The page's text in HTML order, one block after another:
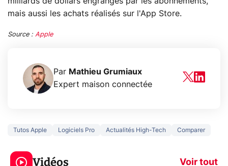
mais aussi les achats réalisés sur l'App Store.
Source : Apple
Par Mathieu Grumiaux
Expert maison connectée
Tutos Apple Logiciels Pro Actualités High-Tech Comparer
Vidéos Voir tout
5 générations de
jeux dans la
prochaine Xbox !
Ce que vous
navigation